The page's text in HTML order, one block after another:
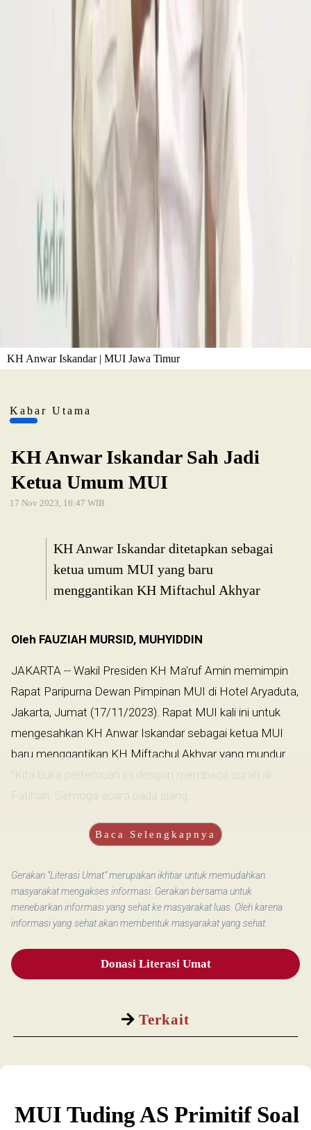
KH Anwar Iskandar | MUI Jawa Timur
Terkait
Kabar Utama
KH Anwar Iskandar Sah Jadi
Ketua Umum MUI
17 Nov 2023, 16:47 WIB
KH Anwar Iskandar ditetapkan sebagai
ketua umum MUI yang baru
menggantikan KH Miftachul Akhyar
Oleh FAUZIAH MURSID, MUHYIDDIN
JAKARTA -- Wakil Presiden KH Ma'ruf Amin memimpin
Rapat Paripurna Dewan Pimpinan MUI di Hotel Aryaduta,
Jakarta, Jumat (17/11/2023). Rapat MUI kali ini untuk
mengesahkan KH Anwar Iskandar sebagai ketua MUI
baru menggantikan KH Miftachul Akhyar yang mundur.
"Kita buka pertemuan ini dengan membaca surah al-
Fatihah. Semoga acara pada siang...
Baca Selengkapnya
Gerakan “Literasi Umat” merupakan ikhtiar untuk memudahkan
masyarakat mengakses informasi. Gerakan bersama untuk
menebarkan informasi yang sehat ke masyarakat luas. Oleh karena
informasi yang sehat akan membentuk masyarakat yang sehat.
Donasi Literasi Umat
MUI Tuding AS Primitif Soal